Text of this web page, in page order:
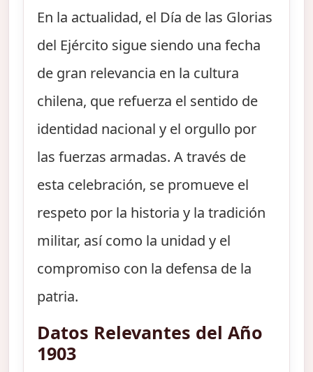
En la actualidad, el Día de las Glorias
del Ejército sigue siendo una fecha
de gran relevancia en la cultura
chilena, que refuerza el sentido de
identidad nacional y el orgullo por
las fuerzas armadas. A través de
esta celebración, se promueve el
respeto por la historia y la tradición
militar, así como la unidad y el
compromiso con la defensa de la
patria.
Datos Relevantes del Año
1903